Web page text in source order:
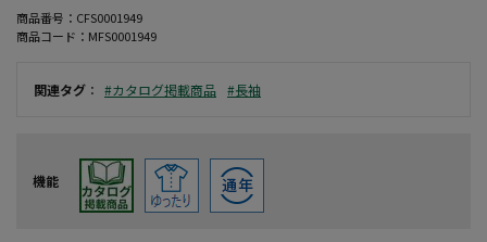
商品番号： CFS0001949
商品コード： MFS0001949
関連タグ ： #カタログ掲載商品 #長袖
機能